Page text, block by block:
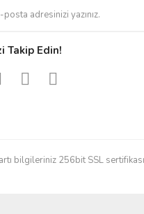
Takip Edin!
bilgileriniz 256bit SSL